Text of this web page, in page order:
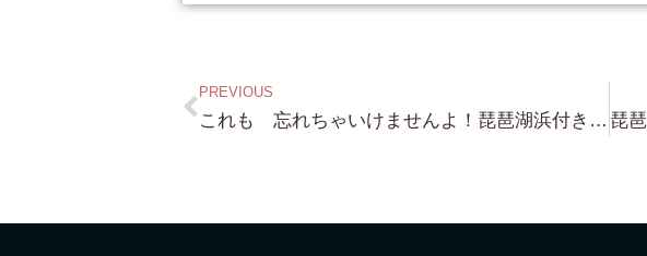
PREVIOUS
これも 忘れちゃいけませんよ！琵琶湖浜付き（桟橋設置可能・条件付き）約486坪 大津市大物 こんな物件 夏になったら絶対にありません（笑）